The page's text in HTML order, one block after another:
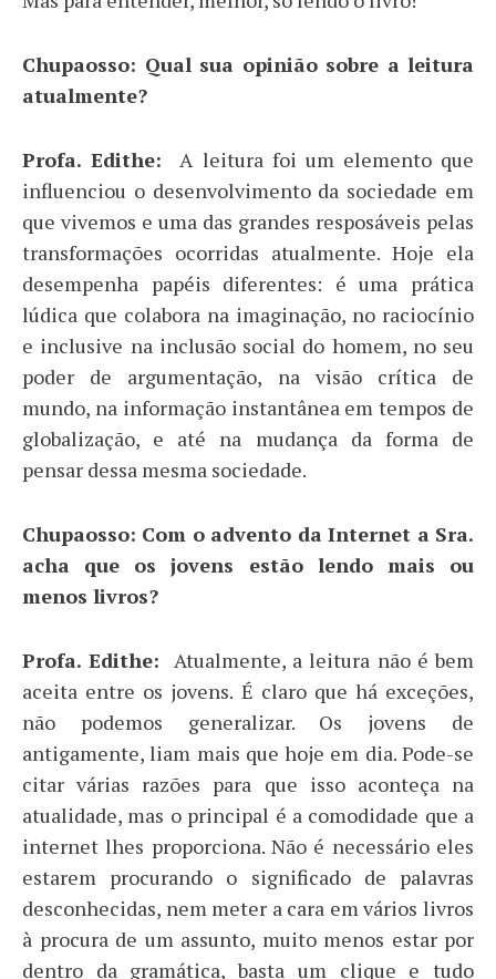
Chupaosso: Qual sua opinião sobre a leitura
atualmente?
Profa. Edithe: A leitura foi um elemento que
influenciou o desenvolvimento da sociedade em
que vivemos e uma das grandes resposáveis pelas
transformações ocorridas atualmente. Hoje ela
desempenha papéis diferentes: é uma prática
lúdica que colabora na imaginação, no raciocínio
e inclusive na inclusão social do homem, no seu
poder de argumentação, na visão crítica de
mundo, na informação instantânea em tempos de
globalização, e até na mudança da forma de
pensar dessa mesma sociedade.
Chupaosso: Com o advento da Internet a Sra.
acha que os jovens estão lendo mais ou
menos livros?
Profa. Edithe: Atualmente, a leitura não é bem
aceita entre os jovens. É claro que há exceções,
não podemos generalizar. Os jovens de
antigamente, liam mais que hoje em dia. Pode-se
citar várias razões para que isso aconteça na
atualidade, mas o principal é a comodidade que a
internet lhes proporciona. Não é necessário eles
estarem procurando o significado de palavras
desconhecidas, nem meter a cara em vários livros
à procura de um assunto, muito menos estar por
dentro da gramática, basta um clique e tudo